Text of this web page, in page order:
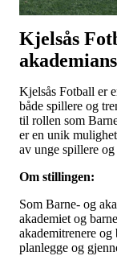
Kjelsås
Kjelsås Fotball er
både spillere og
til rollen som
er en unik
av unge spillere
Om stillingen:
Som Barne- og
akademiet og
akademitrenere og
planlegge og